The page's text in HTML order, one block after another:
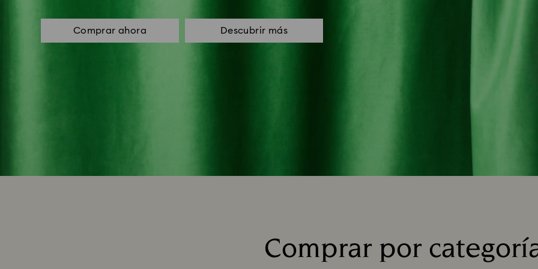
Comprar ahora Descubrir más
Comprar por